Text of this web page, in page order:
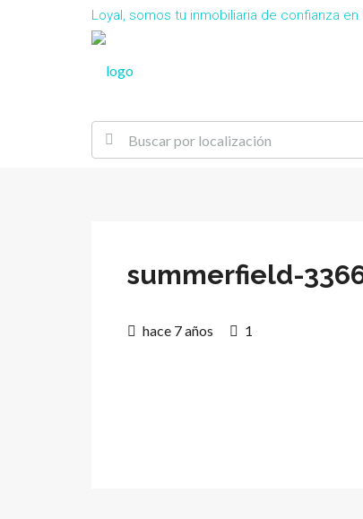
Loyal, somos tu inmobiliaria de confianza
summerfield-
hace 7 años 1